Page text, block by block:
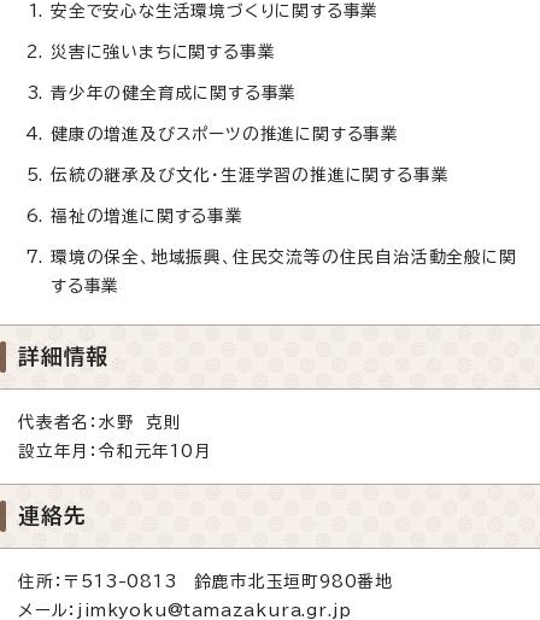
安全で安心な生活環境づくりに関する事業
災害に強いまちに関する事業
青少年の健全育成に関する事業
健康の増進及びスポーツの推進に関する事業
伝統の継承及び文化・生涯学習の推進に関する事業
福祉の増進に関する事業
環境の保全、地域振興、住民交流等の住民自治活動全般に関
する事業
詳細情報
代表者名：水野 克則
設立年月：令和元年10月
連絡先
住所：〒513-0813 鈴鹿市北玉垣町980番地
メール：jimkyoku@tamazakura.gr.jp